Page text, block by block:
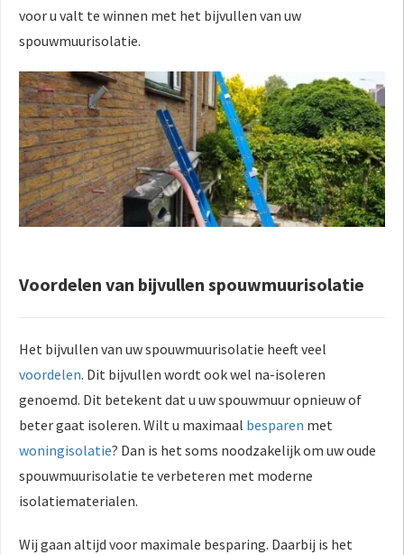
voor u valt te winnen met het bijvullen van uw
spouwmuurisolatie.
Voordelen van bijvullen spouwmuurisolatie
Het bijvullen van uw spouwmuurisolatie heeft veel
voordelen. Dit bijvullen wordt ook wel na-isoleren
genoemd. Dit betekent dat u uw spouwmuur opnieuw of
beter gaat isoleren. Wilt u maximaal besparen met
woningisolatie? Dan is het soms noodzakelijk om uw oude
spouwmuurisolatie te verbeteren met moderne
isolatiematerialen.
Wij gaan altijd voor maximale besparing. Daarbij is het